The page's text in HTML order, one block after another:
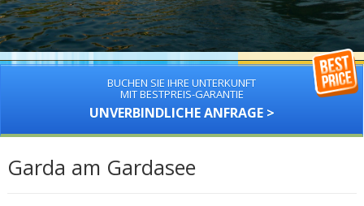
BUCHEN SIE IHRE UNTERKUNFT
MIT BESTPREIS-GARANTIE
UNVERBINDLICHE ANFRAGE >
Garda am Gardasee